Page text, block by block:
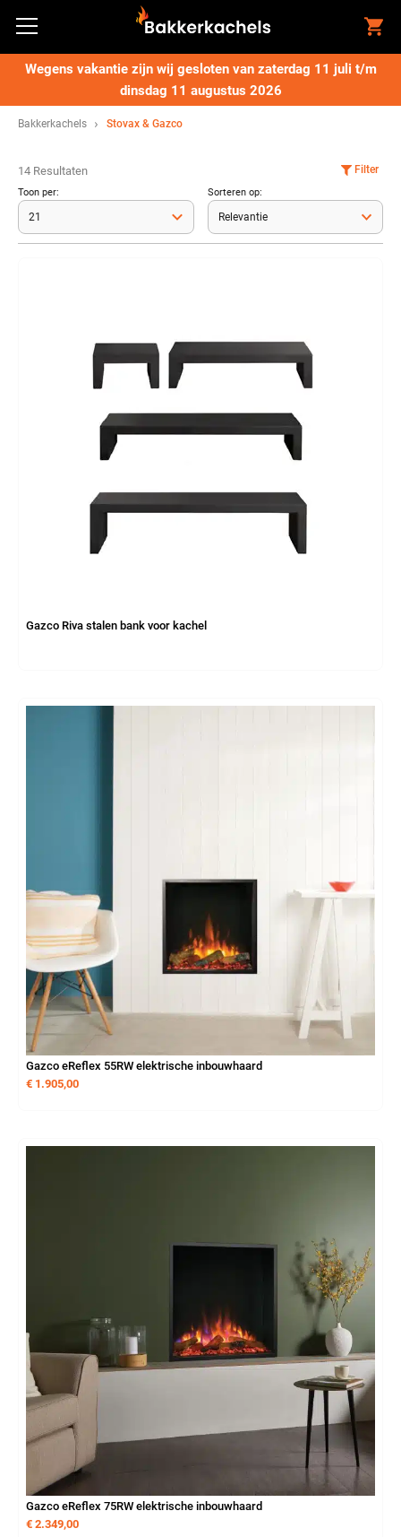
Wegens vakantie zijn wij gesloten van zaterdag 11 juli t/m
dinsdag 11 augustus 2026
Bakkerkachels Stovax & Gazco
14 Resultaten Filter
Toon per: Sorteren op:
Gazco Riva stalen bank voor kachel
Gazco eReflex 55RW elektrische inbouwhaard
€ 1.905,00
Gazco eReflex 75RW elektrische inbouwhaard
€ 2.349,00